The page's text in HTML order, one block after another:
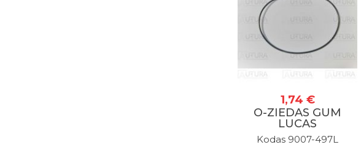
1,74 €
O-ZIEDAS GUM
LUCAS
Kodas 9007-497L